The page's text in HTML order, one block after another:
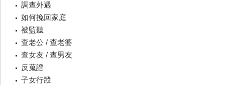
調查外遇
如何挽回家庭
被監聽
查老公 / 查老婆
查女友 / 查男友
反蒐證
子女行蹤